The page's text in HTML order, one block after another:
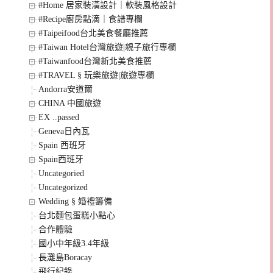
#Home 居家裝潢設計｜軟裝風格設計
#Recipe廚房點滴｜食譜專欄
#Taipeifood台北美食餐廳推薦
#Taiwan Hotel台灣旅遊|親子旅行專欄
#Taiwanfood台灣新北美食推薦
#TRAVEL § 玩樂旅遊|旅遊專欄
Andorra安道爾
CHINA 中國旅遊
EX ..passed
Geneva日內瓦
Spain 西班牙
Spain西班牙
Uncategoried
Uncategorized
Wedding § 婚禮籌備
台北麵包蛋糕小點心
合作體驗
國小中年級3.4年級
長灘島Boracay